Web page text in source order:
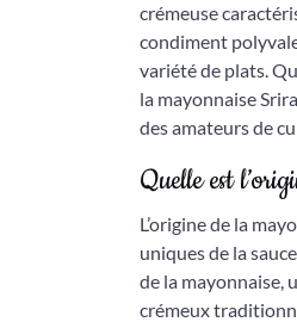
crémeuse
condiment
variété de plats.
la mayonnaise
des amateurs de
Quelle est
L’origine de la
uniques de la
de la mayonnaise,
crémeux